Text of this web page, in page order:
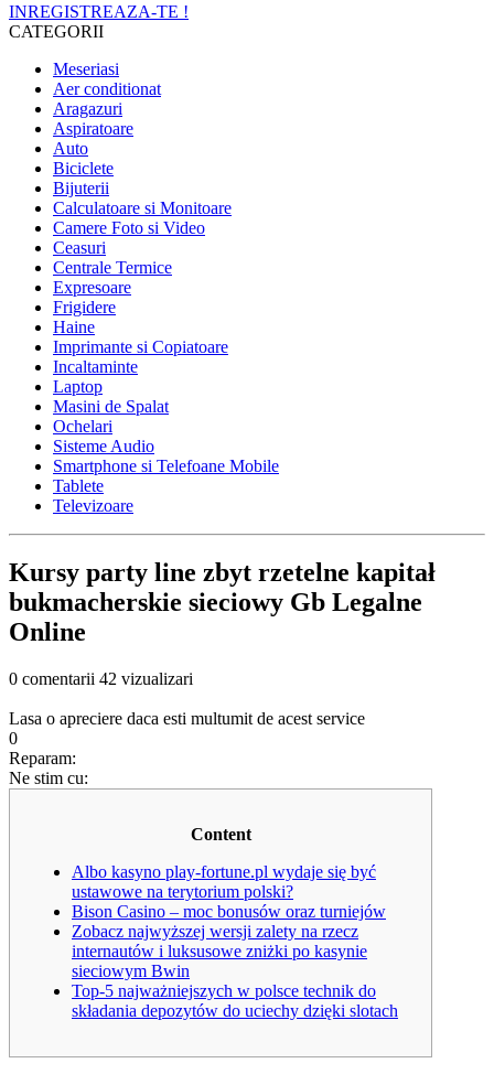
INREGISTREAZA-TE !
CATEGORII
Meseriasi
Aer conditionat
Aragazuri
Aspiratoare
Auto
Biciclete
Bijuterii
Calculatoare si Monitoare
Camere Foto si Video
Ceasuri
Centrale Termice
Expresoare
Frigidere
Haine
Imprimante si Copiatoare
Incaltaminte
Laptop
Masini de Spalat
Ochelari
Sisteme Audio
Smartphone si Telefoane Mobile
Tablete
Televizoare
Kursy party line zbyt rzetelne kapitał
bukmacherskie sieciowy Gb Legalne
Online
0 comentarii 42 vizualizari
Lasa o apreciere daca esti multumit de acest service
0
Reparam:
Ne stim cu:
Content
Albo kasyno play-fortune.pl wydaje się być
ustawowe na terytorium polski?
Bison Casino – moc bonusów oraz turniejów
Zobacz najwyższej wersji zalety na rzecz
internautów i luksusowe zniżki po kasynie
sieciowym Bwin
Top-5 najważniejszych w polsce technik do
składania depozytów do uciechy dzięki slotach